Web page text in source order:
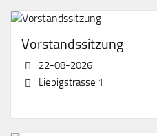
Vorstandssitzung
22-08-2026
Liebigstrasse 1